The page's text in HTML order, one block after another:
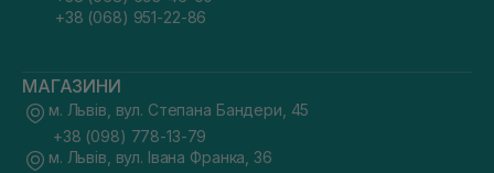
+38 (068) 951-22-86
МАГАЗИНИ
м. Львів, вул. Степана Бандери, 45
+38 (098) 778-13-79
м. Львів, вул. Івана Франка, 36